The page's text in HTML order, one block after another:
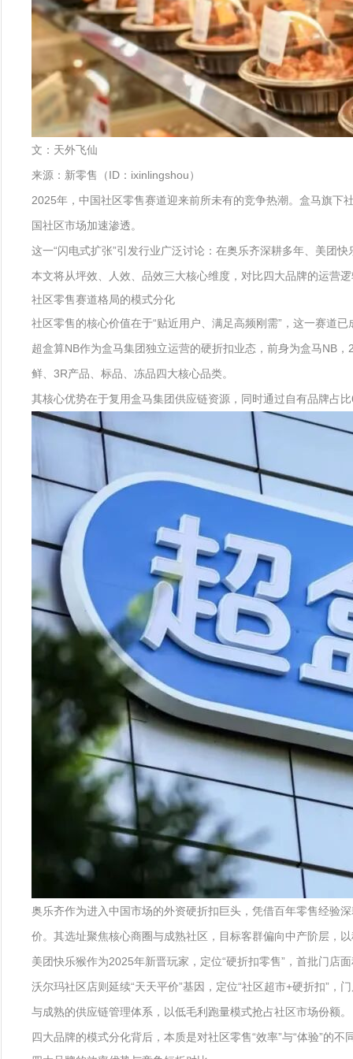
文：天外飞仙
来源：新零售（ID：ixinlingshou）
2025年，中国社区零售赛道迎来前所未有的竞争热潮。盒马旗下
国社区市场加速渗透。
这一“闪电式扩张”引发行业广泛讨论：在奥乐齐深耕多年、美团
本文将从坪效、人效、品效三大核心维度，对比四大品牌的运营
社区零售赛道格局的模式分化
社区零售的核心价值在于“贴近用户、满足高频刚需”，这一赛道
超盒算NB作为盒马集团独立运营的硬折扣业态，前身为盒马NB
鲜、3R产品、标品、冻品四大核心品类。
其核心优势在于复用盒马集团供应链资源，同时通过自有品牌占
奥乐齐作为进入中国市场的外资硬折扣巨头，凭借百年零售经验
价。其选址聚焦核心商圈与成熟社区，目标客群偏向中产阶层，
美团快乐猴作为2025年新晋玩家，定位“硬折扣零售”，首批门
沃尔玛社区店则延续“天天平价”基因，定位“社区超市+硬折扣”
与成熟的供应链管理体系，以低毛利跑量模式抢占社区市场份额。
四大品牌的模式分化背后，本质是对社区零售“效率”与“体验”